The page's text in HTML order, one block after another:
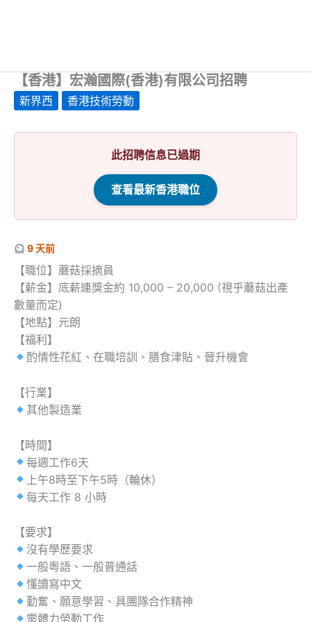
【香港】宏瀚國際(香港)有限公司招聘
新界西 香港技術勞動
此招聘信息已過期
查看最新香港職位
9 天前
【職位】蘑菇採摘員
【薪金】底薪連獎金約 10,000 – 20,000 (視乎蘑菇出產
數量而定)
【地點】元朗
【福利】
酌情性花紅、在職培訓、膳食津貼、晉升機會
【行業】
其他製造業
【時間】
每週工作6天
上午8時至下午5時（輪休）
每天工作 8 小時
【要求】
沒有學歷要求
一般粵語、一般普通話
懂讀寫中文
勤奮、願意學習、具團隊合作精神
需體力勞動工作